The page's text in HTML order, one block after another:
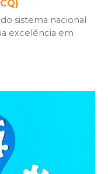
sistema nacional
excelência em